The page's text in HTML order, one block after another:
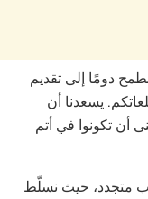
دومًا إلى تقديم
يسعدنا أن
أن تكونوا في أتم
متجدد، حيث نسلّط